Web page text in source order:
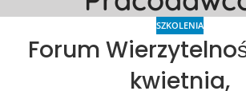
SZKOLENIA
Forum
kwietnia,